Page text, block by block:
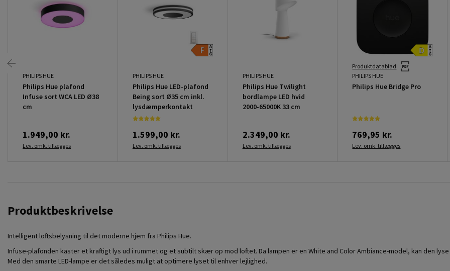
PHILIPS HUE
Philips Hue plafond
Infuse sort WCA LED Ø38
cm
1.949,00 kr.
Lev. omk. tillægges
PHILIPS HUE
Philips Hue LED-plafond
Being sort Ø35 cm inkl.
lysdæmperkontakt
1.599,00 kr.
Lev. omk. tillægges
PHILIPS HUE
Philips Hue Twilight
bordlampe LED hvid
2000-65000K 33 cm
2.349,00 kr.
Lev. omk. tillægges
Produktdatablad
PHILIPS HUE
Philips Hue Bridge Pro
769,95 kr.
Lev. omk. tillægges
Produktbeskrivelse
Intelligent loftsbelysning til det moderne hjem fra Philips Hue.
Infuse-plafonden kaster et kraftigt lys ud i rummet og et subtilt skær op mod loftet. Da lampen er en White and Color Ambiance-model, kan den
Med den smarte LED-lampe er det således muligt at optimere lyset til enhver lejlighed.